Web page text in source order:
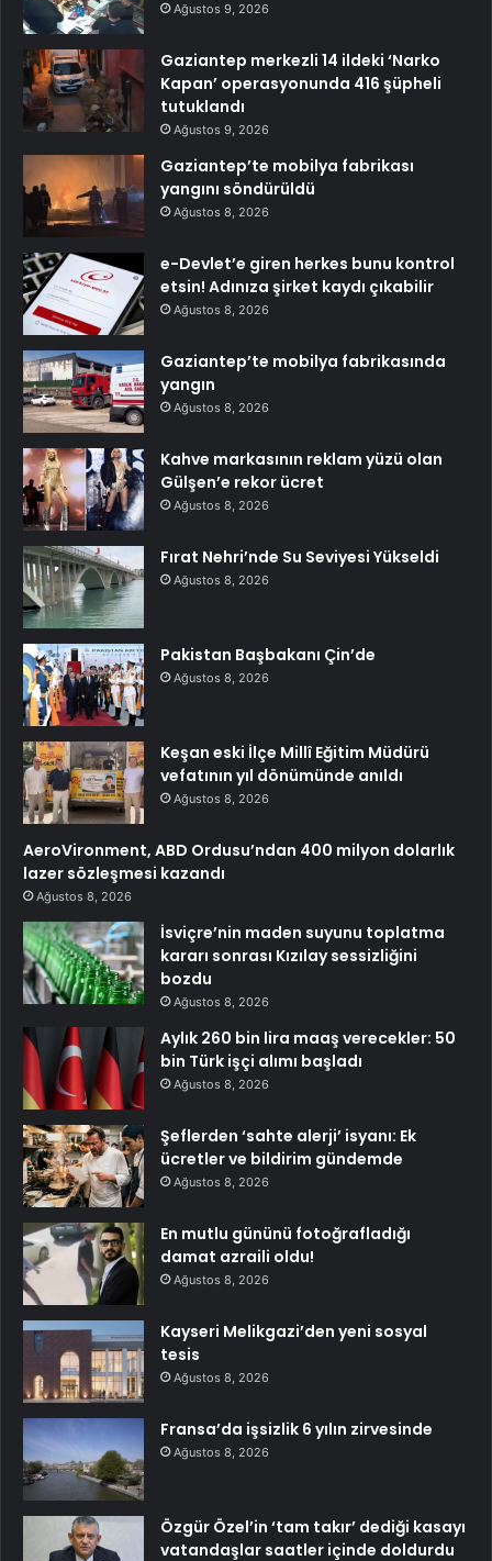
Ağustos 9, 2026
Gaziantep merkezli 14 ildeki ‘Narko
Kapan’ operasyonunda 416 şüpheli
tutuklandı
Ağustos 9, 2026
Gaziantep’te mobilya fabrikası
yangını söndürüldü
Ağustos 8, 2026
e-Devlet’e giren herkes bunu kontrol
etsin! Adınıza şirket kaydı çıkabilir
Ağustos 8, 2026
Gaziantep’te mobilya fabrikasında
yangın
Ağustos 8, 2026
Kahve markasının reklam yüzü olan
Gülşen’e rekor ücret
Ağustos 8, 2026
Fırat Nehri’nde Su Seviyesi Yükseldi
Ağustos 8, 2026
Pakistan Başbakanı Çin’de
Ağustos 8, 2026
Keşan eski İlçe Millî Eğitim Müdürü
vefatının yıl dönümünde anıldı
Ağustos 8, 2026
AeroVironment, ABD Ordusu’ndan 400 milyon dolarlık
lazer sözleşmesi kazandı
Ağustos 8, 2026
İsviçre’nin maden suyunu toplatma
kararı sonrası Kızılay sessizliğini
bozdu
Ağustos 8, 2026
Aylık 260 bin lira maaş verecekler: 50
bin Türk işçi alımı başladı
Ağustos 8, 2026
Şeflerden ‘sahte alerji’ isyanı: Ek
ücretler ve bildirim gündemde
Ağustos 8, 2026
En mutlu gününü fotoğrafladığı
damat azraili oldu!
Ağustos 8, 2026
Kayseri Melikgazi’den yeni sosyal
tesis
Ağustos 8, 2026
Fransa’da işsizlik 6 yılın zirvesinde
Ağustos 8, 2026
Özgür Özel’in ‘tam takır’ dediği kasayı
vatandaşlar saatler içinde doldurdu